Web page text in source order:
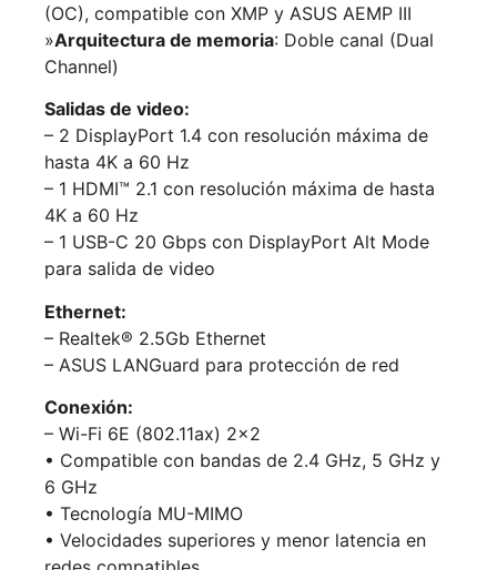
(OC), compatible con XMP y ASUS AEMP III
»Arquitectura de memoria: Doble canal (Dual
Channel)
Salidas de video:
– 2 DisplayPort 1.4 con resolución máxima de
hasta 4K a 60 Hz
– 1 HDMI™ 2.1 con resolución máxima de hasta
4K a 60 Hz
– 1 USB-C 20 Gbps con DisplayPort Alt Mode
para salida de video
Ethernet:
– Realtek® 2.5Gb Ethernet
– ASUS LANGuard para protección de red
Conexión:
– Wi-Fi 6E (802.11ax) 2×2
• Compatible con bandas de 2.4 GHz, 5 GHz y
6 GHz
• Tecnología MU-MIMO
• Velocidades superiores y menor latencia en